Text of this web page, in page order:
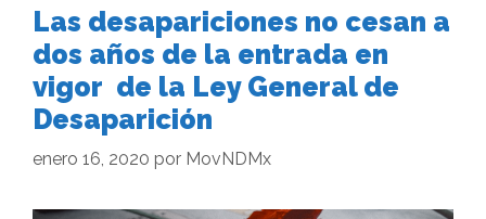
Las desapariciones no cesan a
dos años de la entrada en
vigor de la Ley General de
Desaparición
enero 16, 2020 por MovNDMx